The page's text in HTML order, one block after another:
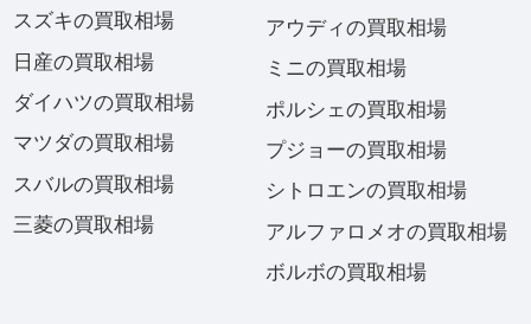
スズキの買取相場
日産の買取相場
ダイハツの買取相場
マツダの買取相場
スバルの買取相場
三菱の買取相場
アウディの買取相場
ミニの買取相場
ポルシェの買取相場
プジョーの買取相場
シトロエンの買取相場
アルファロメオの買取相場
ボルボの買取相場